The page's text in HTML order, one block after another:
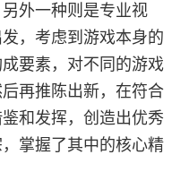
外一种则是专业视
，考虑到游戏本身的
要素，对不同的游戏
再推陈出新，在符合
和发挥，创造出优秀
掌握了其中的核心精